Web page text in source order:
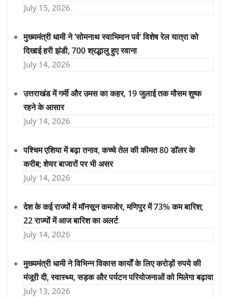
July 15, 2026
मुख्यमंत्री धामी ने ‘सोमनाथ स्वाभिमान पर्व’ विशेष रेल यात्रा को
दिखाई हरी झंडी, 700 श्रद्धालु हुए रवाना
July 14, 2026
उत्तराखंड में गर्मी और उमस का कहर, 19 जुलाई तक मौसम शुष्क
रहने के आसार
July 14, 2026
पश्चिम एशिया में बढ़ा तनाव, कच्चे तेल की कीमत 80 डॉलर के
करीब; शेयर बाजारों पर भी असर
July 14, 2026
देश के कई राज्यों में मॉनसून कमजोर, मणिपुर में 73% कम बारिश;
22 राज्यों में आज बारिश का अलर्ट
July 14, 2026
मुख्यमंत्री धामी ने विभिन्न विकास कार्यों के लिए करोड़ों रुपये की
मंजूरी दी, स्वास्थ्य, सड़क और पर्यटन परियोजनाओं को मिलेगा बढ़ावा
July 13, 2026